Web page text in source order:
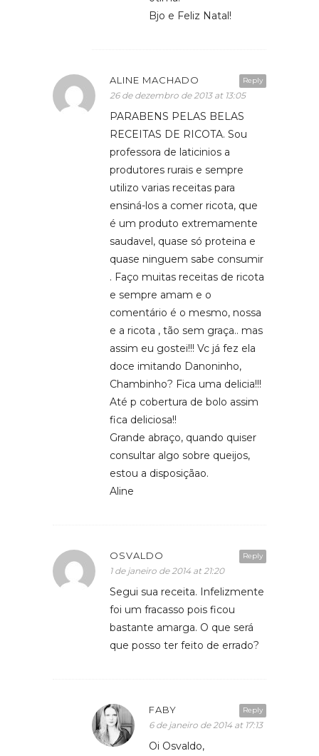
Bjo e Feliz Natal!
Reply
ALINE MACHADO
26 de dezembro de 2013 at 13:05
PARABENS PELAS BELAS
RECEITAS DE RICOTA. Sou
professora de laticinios a
produtores rurais e sempre
utilizo varias receitas para
ensiná-los a comer ricota, que
é um produto extremamente
saudavel, quase só proteina e
quase ninguem sabe consumir
. Faço muitas receitas de ricota
e sempre amam e o
comentário é o mesmo, nossa
e a ricota , tão sem graça.. mas
assim eu gostei!!! Vc já fez ela
doce imitando Danoninho,
Chambinho? Fica uma delicia!!!
Até p cobertura de bolo assim
fica deliciosa!!
Grande abraço, quando quiser
consultar algo sobre queijos,
estou a disposiçãao.
Aline
Reply
OSVALDO
1 de janeiro de 2014 at 21:20
Segui sua receita. Infelizmente
foi um fracasso pois ficou
bastante amarga. O que será
que posso ter feito de errado?
Reply
FABY
6 de janeiro de 2014 at 17:13
Oi Osvaldo,